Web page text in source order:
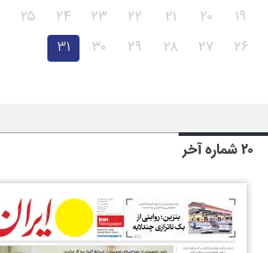
۱۹
۲۰ ۲۱ ۲۲ ۲۳ ۲۴
۲۵
۲۶
۲۷ ۲۸ ۲۹ ۳۰ ۳۱
۲۰ شماره آخر